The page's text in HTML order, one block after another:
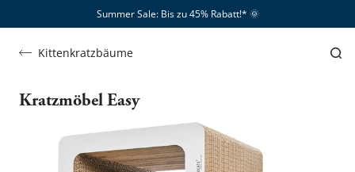
Summer Sale: Bis zu 45% Rabatt!*​ 🌞
Kittenkratzbäume
Kratzmöbel Easy